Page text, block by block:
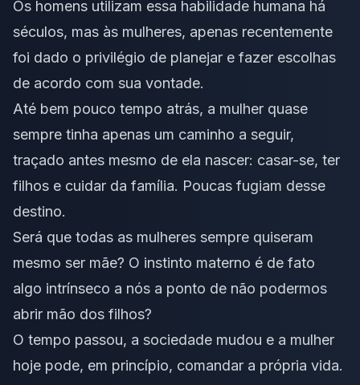
Os homens utilizam essa habilidade humana há
séculos, mas às mulheres, apenas recentemente
foi dado o privilégio de planejar e fazer escolhas
de acordo com sua vontade.
Até bem pouco tempo atrás, a mulher quase
sempre tinha apenas um caminho a seguir,
traçado antes mesmo de ela nascer: casar-se, ter
filhos e cuidar da família. Poucas fugiam desse
destino.
Será que todas as mulheres sempre quiseram
mesmo ser mãe? O instinto materno é de fato
algo intrínseco a nós a ponto de não podermos
abrir mão dos filhos?
O tempo passou, a sociedade mudou e a mulher
hoje pode, em princípio, comandar a própria vida.